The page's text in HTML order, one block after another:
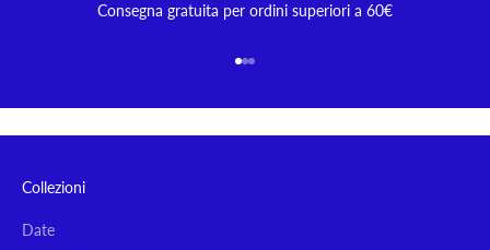
Consegna gratuita per ordini superiori a 60€
Vai all'articolo 1
Vai all'articolo 2
Vai all'articolo 3
Collezioni
Date